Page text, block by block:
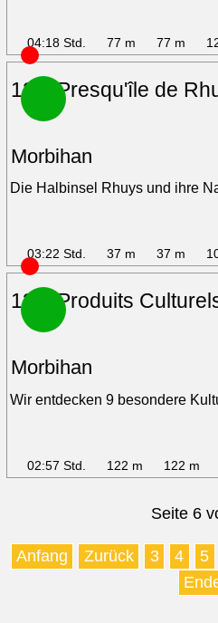
04:18 Std. 77 m 77 m
12 – Presqu'île de
Morbihan
Die Halbinsel Rhuys und ihre
03:22 Std. 37 m 37 m
13 – Produits
Morbihan
Wir entdecken 9 besondere
02:57 Std. 122 m 122 m
Seite 6
Anfang Zurück 3 4 5